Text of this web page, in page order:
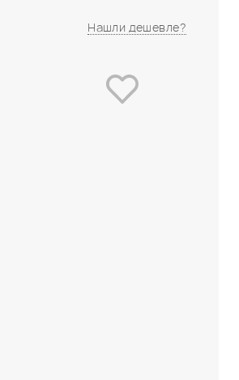
Нашли дешевле?